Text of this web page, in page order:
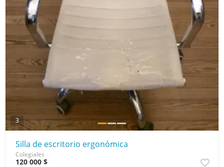
3
Silla de escritorio ergonómica
Colegiales
120 000 $